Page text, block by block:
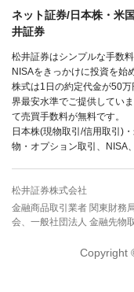
ネット証券/日本株・米
井証券
松井証券はシンプルな手数
NISAをきっかけに投資を始
株式は1日の約定代金が50
界最安水準でご提供してい
て売買手数料が無料です。
日本株(現物取引/信用取引)
物・オプション取引、NISA
松井証券株式会社
金融商品取引業者 関東財務
会、一般社団法人 金融先物
Copyright